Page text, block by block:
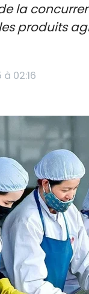
la
produits
02:16